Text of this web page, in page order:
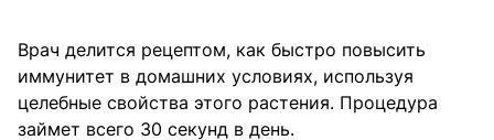
Врач делится рецептом, как быстро повысить
иммунитет в домашних условиях, используя
целебные свойства этого растения. Процедура
займет всего 30 секунд в день.